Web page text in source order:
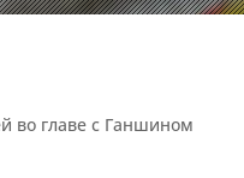
во главе с Ганшином